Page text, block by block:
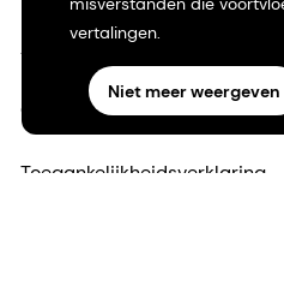
vertalingen.
Niet meer weergeven
Algemene voorwaarden
Californië Transparantie
Toegankelijkheidsverklaring